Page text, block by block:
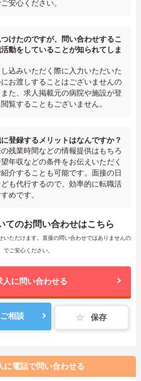
安心ください。
けたのですが、問い合わせするこ
動をしていることが知られてしま
込みいただく際に入力いただいた
お渡しすることはございませんの
た、求人掲載元の病院や施設が登
覧することもございません。
登録するメリットはなんですか？
残業時間などの情報提供はもちろ
年収などの条件をお伝えいただく
介することも可能です。面接の日
も代行するので、効率的に転職活
めです。
てのお問い合わせはこちら
いただけます。直接の問い合わせではありませんの
でご安心ください。
人に問い合わせる
相談 保存
に電話で問い合わせる